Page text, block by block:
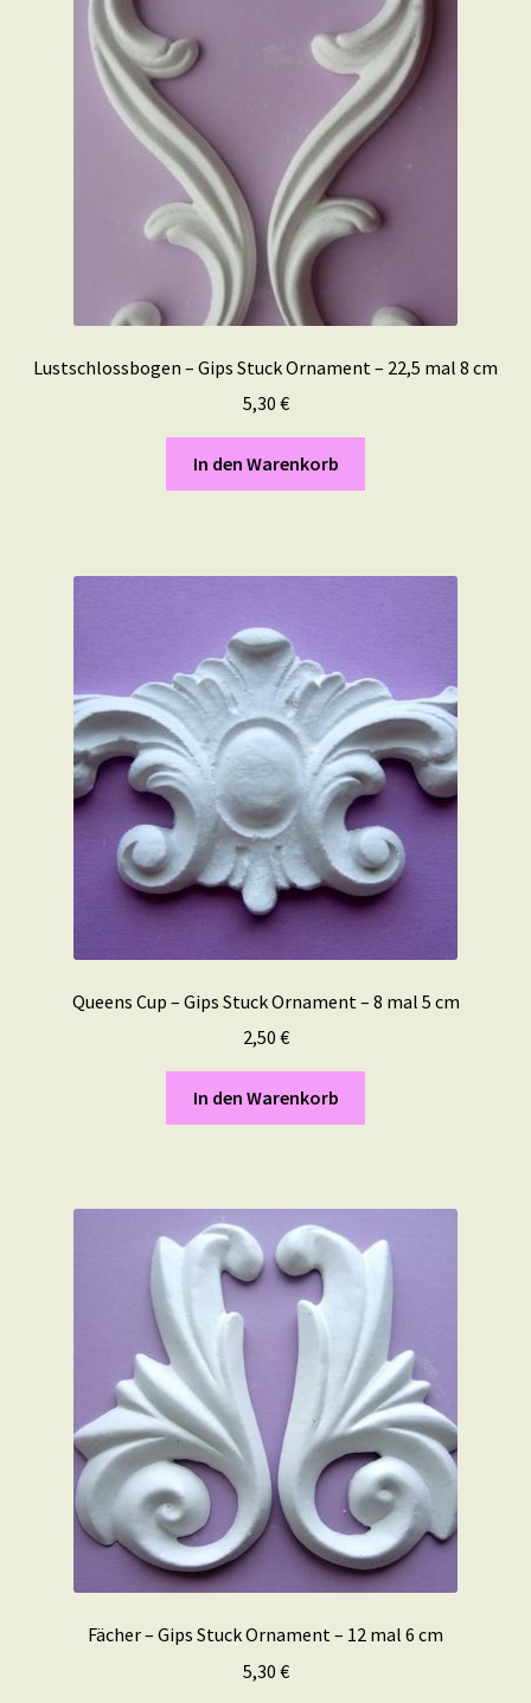
Lustschlossbogen – Gips Stuck Ornament – 22,5 mal 8 cm
5,30 €
In den Warenkorb
Queens Cup – Gips Stuck Ornament – 8 mal 5 cm
2,50 €
In den Warenkorb
Fächer – Gips Stuck Ornament – 12 mal 6 cm
5,30 €